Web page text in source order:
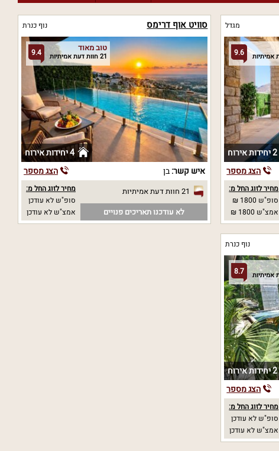
מגדל
9.6
2 יחידות אירוח
הצג מספר
מחיר לזוג החל מ:
סופ"ש 1800 ₪
אמצ"ש 1800 ₪
סוויט אוף דרימס נוף כנרת
9.4 טוב מאוד
21 חוות דעת אמיתיות
4 יחידות אירוח
איש קשר:בן הצג מספר
21 חוות דעת אמיתיות
לא עודכנו תאריכים פנויים
מחיר לזוג החל מ:
סופ"ש לא עודכן
אמצ"ש לא עודכן
נוף כנרת
8.7
2 יחידות אירוח
הצג מספר
מחיר לזוג החל מ:
סופ"ש לא עודכן
אמצ"ש לא עודכן